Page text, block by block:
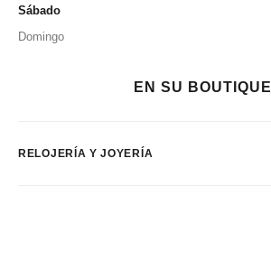
Sábado
Domingo
EN SU BOUTIQUE
RELOJERÍA Y JOYERÍA